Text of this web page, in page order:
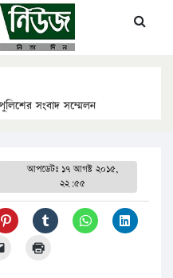
সংবাদ সম্মেলন
আপডেটঃ ১৭ আগষ্ট ২০১৫,
২২:৫৫